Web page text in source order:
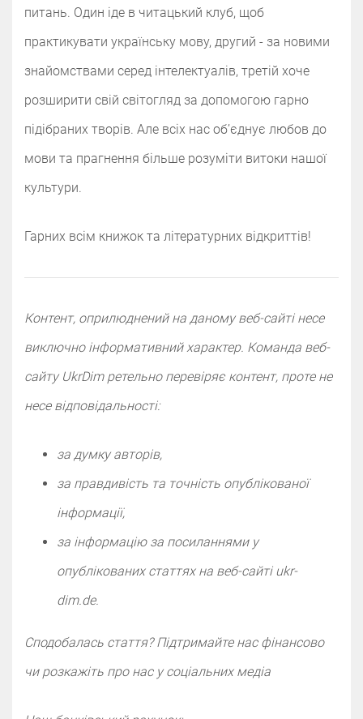
питань. Один іде в читацький клуб, щоб
практикувати українську мову, другий - за новими
знайомствами серед інтелектуалів, третій хоче
розширити свій світогляд за допомогою гарно
підібраних творів. Але всіх нас обʼєднує любов до
мови та прагнення більше розуміти витоки нашої
культури.
Гарних всім книжок та літературних відкриттів!
Контент, оприлюднений на даному веб-сайті несе
виключно інформативний характер. Команда веб-
сайту UkrDim ретельно перевіряє контент, проте не
несе відповідальності:
за думку авторів,
за правдивість та точність опублікованої
інформації,
за інформацію за посиланнями у
опублікованих статтях на веб-сайті ukr-
dim.de.
Сподобалась стаття? Підтримайте нас фінансово
чи розкажіть про нас у cоціальних медіа